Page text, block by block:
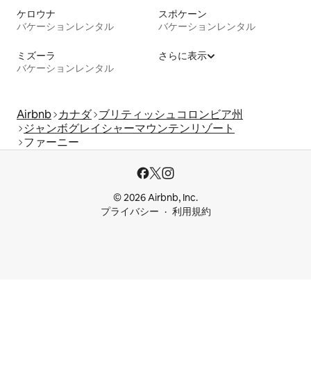
ケロウナ
バケーションレンタル
スポケーン
バケーションレンタル
ミズーラ
バケーションレンタル
さらに表示
Airbnb カナダ ブリティッシュコロンビア州
ジャンボグレイシャーマウンテンリゾート
ファーニー
© 2026 Airbnb, Inc.
プライバシー
利用規約